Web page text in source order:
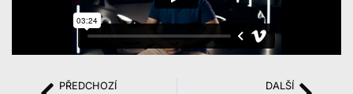
PŘEDCHOZÍ DALŠÍ